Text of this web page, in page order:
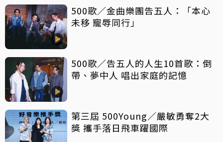
500歌／金曲樂團告五人：「本心
未移 寵辱同行」
500歌／告五人的人生10首歌：倒
帶、夢中人 唱出家庭的記憶
第三屆 500Young／嚴敏勇奪2大
獎 攜手落日飛車躍國際